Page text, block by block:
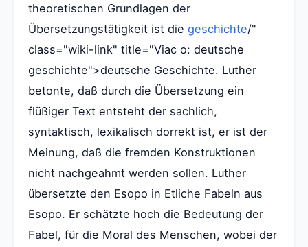
theoretischen Grundlagen der
Übersetzungstätigkeit ist die geschichte/"
class="wiki-link" title="Viac o: deutsche
geschichte">deutsche Geschichte. Luther
betonte, daß durch die Übersetzung ein
flüßiger Text entsteht der sachlich,
syntaktisch, lexikalisch dorrekt ist, er ist der
Meinung, daß die fremden Konstruktionen
nicht nachgeahmt werden sollen. Luther
übersetzte den Esopo in Etliche Fabeln aus
Esopo. Er schätzte hoch die Bedeutung der
Fabel, für die Moral des Menschen, wobei der